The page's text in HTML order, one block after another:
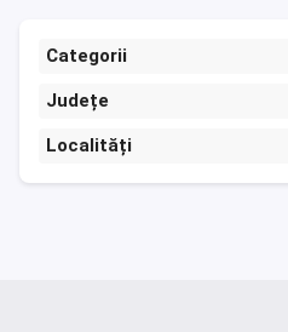
Categorii
Județe
Localități